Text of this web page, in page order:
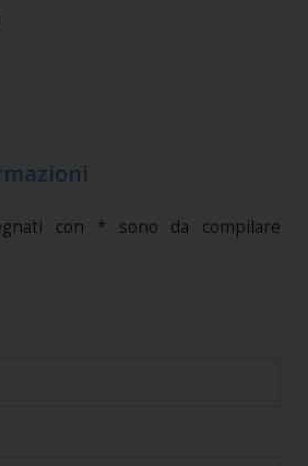
con * sono da compilare